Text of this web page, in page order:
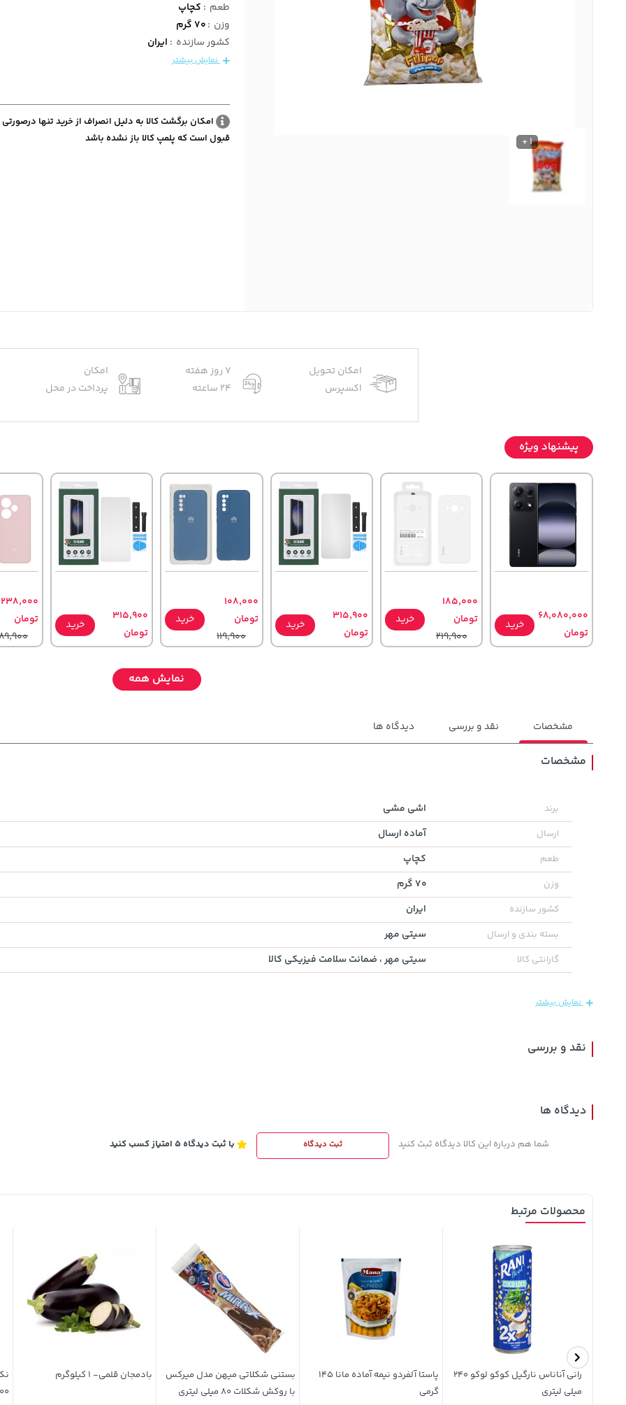
نوشیدنی ها
روشنایی و الکتریکی
1 +
طعم : کچاپ
وزن :70 گرم
کشور سازنده : ایران
نمایش بیشتر
امکان برگشت کالا به دلیل انصراف از خرید تنها
قبول است که پلمپ کالا باز نشده باشد
امکان تحویل
اکسپرس
7 روز هفته
24 ساعته
امکان
پرداخت در محل
پیشنهاد ویژه
68,080,000
تومان
خرید
185,000
تومان
219,900
خرید
315,900
تومان
خرید
108,000
تومان
119,900
خرید
315,900
تومان
خرید
238,000
تومان
خرید
6,580,000
تومان
نمایش همه
مشخصات نقد و بررسی دیدگاه ها
مشخصات
برند اشی مشی
ارسال آماده ارسال
طعم کچاپ
وزن 70 گرم
کشور سازنده ایران
بسته بندی و ارسال سیتی مهر
گارانتی کالا سیتی مهر ، ضمانت سلامت فیزیکی کالا
نمایش بیشتر
نقد و بررسی
دیدگاه ها
شما هم درباره این کالا دیدگاه ثبت کنید ثبت دیدگاه با ثبت دیدگاه 5 امتیاز کسب کنید
محصولات مرتبط
رانی آناناس نارگیل کوکو لوکو 240
میلی لیتری
پاستا آلفردو نیمه آماده مانا 145
گرمی
بستنی شکلاتی میهن مدل میرکس
با روکش شکلات 80 میلی لیتری
بادمجان قلمی- 1 کیلوگرم
200